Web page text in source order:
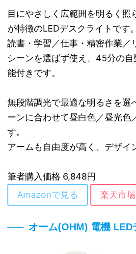
目にやさしく広範囲を明るく照
が特徴のLEDデスクライトです。
読書・学習／仕事・精密作業／
シーンを選ばず使え、45分の
能付きです。
無段階調光で最適な明るさを選
ーンに合わせて昼白色／昼光色
す。
アームも自由度が高く、デザイ
筆者購入価格 6,848円
Amazonで見る
楽天市
オーム(OHM) 電機 LED